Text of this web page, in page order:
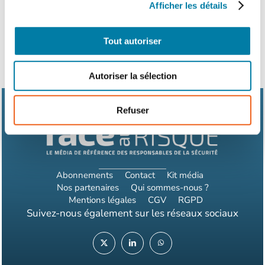
Afficher les détails
Tout autoriser
Autoriser la sélection
Refuser
Abonnements Contact
Kit média
Nos partenaires
Qui sommes-nous ?
Mentions légales
CGV RGPD
Suivez-nous également sur les réseaux sociaux